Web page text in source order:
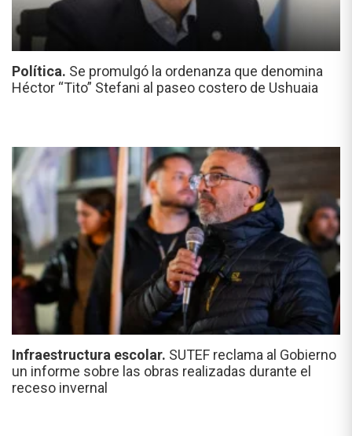
Política. Se promulgó la ordenanza que denomina
Héctor “Tito” Stefani al paseo costero de Ushuaia
Infraestructura escolar. SUTEF reclama al Gobierno
un informe sobre las obras realizadas durante el
receso invernal